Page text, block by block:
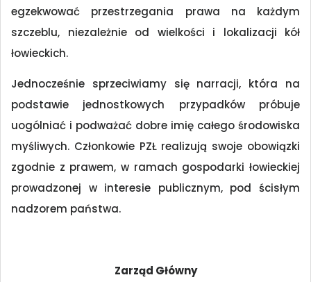
egzekwować przestrzegania prawa na każdym
szczeblu, niezależnie od wielkości i lokalizacji kół
łowieckich.
Jednocześnie sprzeciwiamy się narracji, która na
podstawie jednostkowych przypadków próbuje
uogólniać i podważać dobre imię całego środowiska
myśliwych. Członkowie PZŁ realizują swoje obowiązki
zgodnie z prawem, w ramach gospodarki łowieckiej
prowadzonej w interesie publicznym, pod ścisłym
nadzorem państwa.
Zarząd Główny